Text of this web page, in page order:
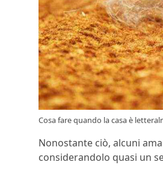
Cosa fare quando la casa è
Nonostante ciò, alcuni
considerandolo quasi un